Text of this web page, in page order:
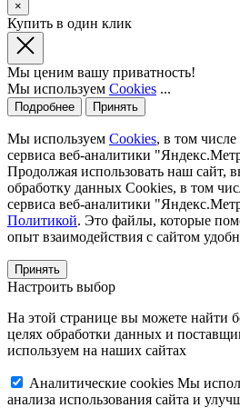
×
Купить в один клик
Мы ценим вашу приватность!
Мы используем Cookies ...
Подробнее Принять
Мы используем Cookies, в том
сервиса веб-аналитики
Продолжая использовать наш сайт,
обработку данных Cookies, в том
сервиса веб-аналитики
Политикой. Это файлы, которые
опыт взаимодействия с сайтом
Принять
Настроить выбор
На этой странице вы можете найти
целях обработки данных и
используем на наших сайтах
Аналитические cookies Мы
анализа использования сайта и